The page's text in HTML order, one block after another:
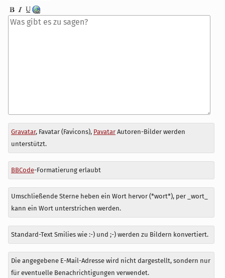
Antwort
zu
Gravatar, Favatar (Favicons), PavatarAutoren-Bilder werden
unterstützt.
BBCode-Formatierung erlaubt
Umschließende Sterne heben ein Wort hervor (*wort*), per _wort_
kann ein Wort unterstrichen werden.
Standard-Text Smilies wie :-) und ;-) werden zu Bildern konvertiert.
Die angegebene E-Mail-Adresse wird nicht dargestellt, sondern nur
für eventuelle Benachrichtigungen verwendet.